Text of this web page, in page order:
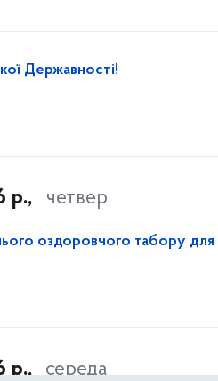
Державності!
р., четвер
оздоровчого табору для
р., середа